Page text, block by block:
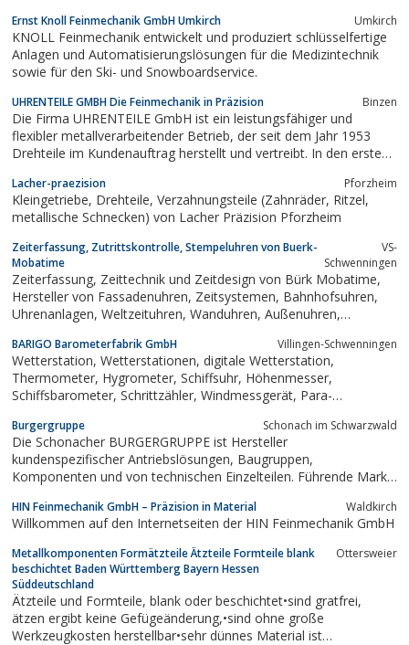
Ernst Knoll Feinmechanik GmbH Umkirch Umkirch
KNOLL Feinmechanik entwickelt und produziert schlüsselfertige
Anlagen und Automatisierungslösungen für die Medizintechnik
sowie für den Ski- und Snowboardservice.
UHRENTEILE GMBH Die Feinmechanik in Präzision Binzen
Die Firma UHRENTEILE GmbH ist ein leistungsfähiger und
flexibler metallverarbeitender Betrieb, der seit dem Jahr 1953
Drehteile im Kundenauftrag herstellt und vertreibt. In den ersten
Uhrenbestandteile für die Uhrenindustrie hergestellt. Nach dieser
Phase wurden Drehteile mit einem...
Lacher-praezision Pforzheim
Kleingetriebe, Drehteile, Verzahnungsteile (Zahnräder, Ritzel,
metallische Schnecken) von Lacher Präzision Pforzheim
Zeiterfassung, Zutrittskontrolle, Stempeluhren von Buerk-
Mobatime
VS-
Schwenningen
Zeiterfassung, Zeittechnik und Zeitdesign von Bürk Mobatime,
Hersteller von Fassadenuhren, Zeitsystemen, Bahnhofsuhren,
Uhrenanlagen, Weltzeituhren, Wanduhren, Außenuhren,
Computeruhren, Zeiterfassung, Stempelkarten
BARIGO Barometerfabrik GmbH Villingen-Schwenningen
Wetterstation, Wetterstationen, digitale Wetterstation,
Thermometer, Hygrometer, Schiffsuhr, Höhenmesser,
Schiffsbarometer, Schrittzähler, Windmessgerät, Para-
Barograph, Barograf, Clinometer, Höhenmesser für
Fallschirmspringer, Glasen-Uhr, Sportuhr,...
Burgergruppe Schonach im Schwarzwald
Die Schonacher BURGERGRUPPE ist Hersteller
kundenspezifischer Antriebslösungen, Baugruppen,
Komponenten und von technischen Einzelteilen. Führende Marke
HIN Feinmechanik GmbH – Präzision in Material Waldkirch
Willkommen auf den Internetseiten der HIN Feinmechanik GmbH
Metallkomponenten Formätzteile Ätzteile Formteile blank
beschichtet Baden Württemberg Bayern Hessen
Süddeutschland
Ottersweier
Ätzteile und Formteile, blank oder beschichtet•sind gratfrei,
ätzen ergibt keine Gefügeänderung,•sind ohne große
Werkzeugkosten herstellbar•sehr dünnes Material ist